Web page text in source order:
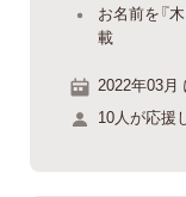
お名前を『
載
2022年03月
10人が応援